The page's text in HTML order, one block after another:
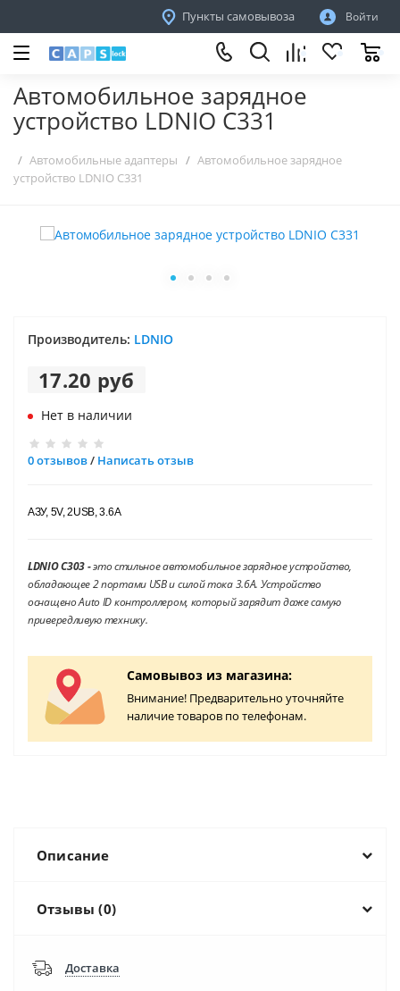
Пункты самовывоза Войти
Автомобильное зарядное
устройство LDNIO C331
Автомобильные адаптеры
Автомобильное зарядное
устройство LDNIO C331
Производитель: LDNIO
17.20 руб
Нет в наличии
0 отзывов/ Написать отзыв
АЗУ, 5V, 2USB, 3.6A
LDNIO C303 -это стильное автомобильное зарядное устройство,
обладающее 2 портами USB и силой тока 3.6А. Устройство
оснащено Auto ID контроллером, который зарядит даже самую
привередливую технику.
Самовывоз из магазина:
Внимание! Предварительно уточняйте
наличие товаров по телефонам.
Описание
Отзывы (0)
Доставка